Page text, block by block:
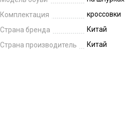
Комплектация
кроссовки
Страна бренда
Китай
Страна производитель
Китай